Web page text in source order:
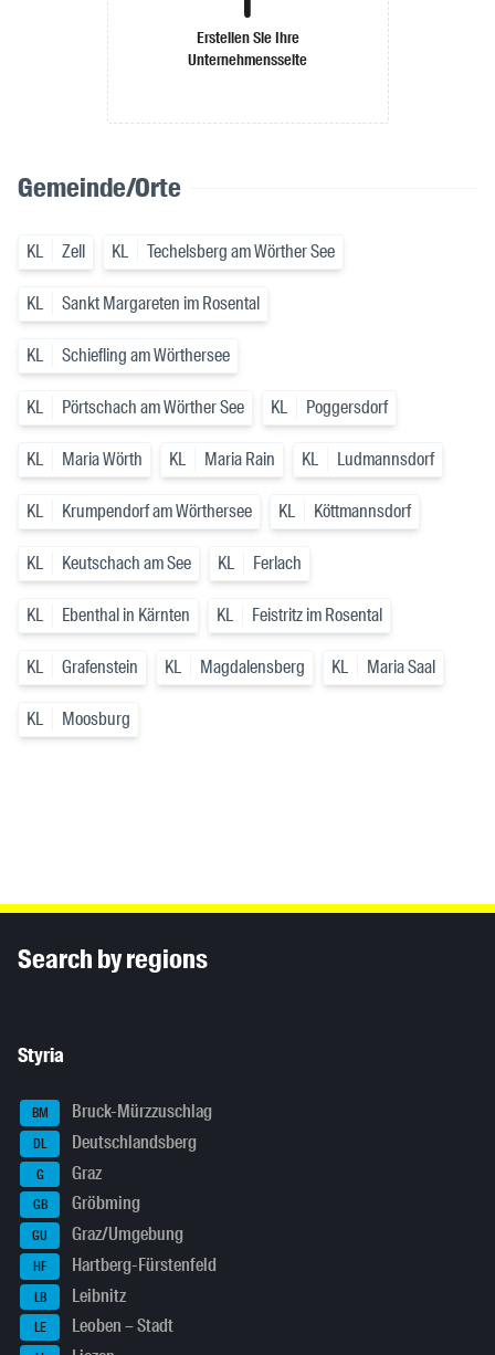
Erstellen Sie Ihre
Unternehmensseite
Gemeinde/Orte
KL Zell KL Techelsberg am Wörther See
KL Sankt Margareten im Rosental
KL Schiefling am Wörthersee
KL Pörtschach am Wörther See KL Poggersdorf
KL Maria Wörth KL Maria Rain KL Ludmannsdorf
KL Krumpendorf am Wörthersee KL Köttmannsdorf
KL Keutschach am See KL Ferlach
KL Ebenthal in Kärnten KL Feistritz im Rosental
KL Grafenstein KL Magdalensberg KL Maria Saal
KL Moosburg
Search by regions
Styria
BM Bruck-Mürzzuschlag
DL Deutschlandsberg
G Graz
GB Gröbming
GU Graz/Umgebung
HF Hartberg-Fürstenfeld
LB Leibnitz
LE Leoben – Stadt